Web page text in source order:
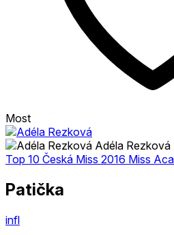
Most
Adéla Rezková
Top 10 Česká Miss 2016 Miss
Patička
infl